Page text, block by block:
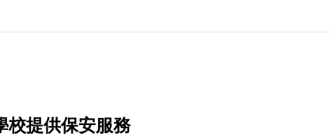
校提供保安服務